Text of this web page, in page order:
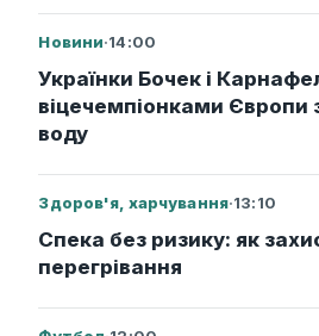
Новини·14:00
Українки Бочек і
віцечемпіонками Європи
воду
Здоров'я, харчування·13:10
Спека без ризику: як
перегрівання